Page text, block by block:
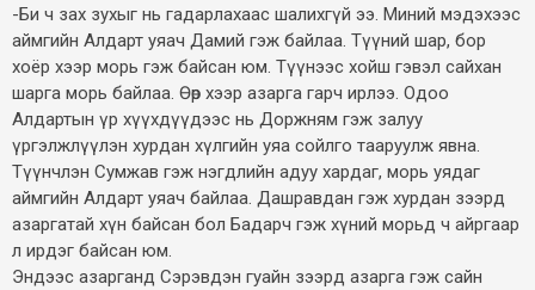
-Би ч зах зухыг нь гадарлахаас шалихгүй ээ. Миний мэдэхээс
аймгийн Алдарт уяач Дамий гэж байлаа. Түүний шар, бор
хоёр хээр морь гэж байсан юм. Түүнээс хойш гэвэл сайхан
шарга морь байлаа. Өөр хээр азарга гарч ирлээ. Одоо
Алдартын үр хүүхдүүдээс нь Доржням гэж залуу
үргэлжлүүлэн хурдан хүлгийн уяа сойлго тааруулж явна.
Түүнчлэн Сумжав гэж нэгдлийн адуу хардаг, морь уядаг
аймгийн Алдарт уяач байлаа. Дашравдан гэж хурдан зээрд
азаргатай хүн байсан бол Бадарч гэж хүний морьд ч айргаар
л ирдэг байсан юм.
Эндээс азарганд Сэрэвдэн гуайн зээрд азарга гэж сайн